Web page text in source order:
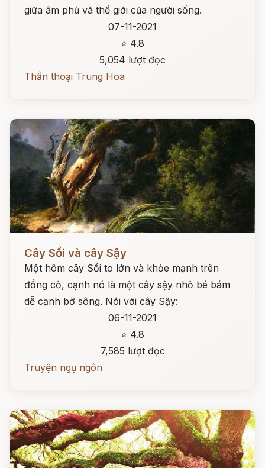
giữa âm phủ và thế giới của người sống.
07-11-2021
⭐ 4.8
5,054 lượt đọc
Thần thoại Trung Hoa
Cây Sồi và cây Sậy
Một hôm cây Sồi to lớn và khỏe mạnh trên
đồng cỏ, cạnh nó là một cây sậy nhỏ bé bám
dễ cạnh bờ sông. Nói với cây Sậy:
06-11-2021
⭐ 4.8
7,585 lượt đọc
Truyện ngụ ngôn